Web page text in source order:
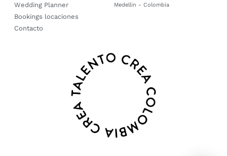
Wedding Planner
Bookings locaciones
Contacto
Medellin - Colombia